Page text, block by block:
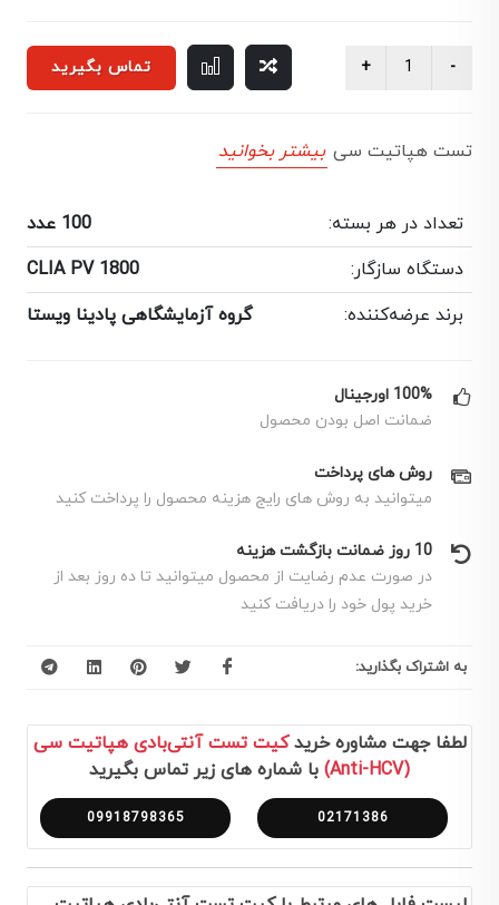
تماس بگیرید
تست هپاتیت سی بیشتر بخوانید
تعداد در هر بسته:
100 عدد
دستگاه سازگار:
CLIA PV 1800
برند عرضه‌کننده:
گروه آزمایشگاهی پادینا ویستا
100% اورجینال
ضمانت اصل بودن محصول
روش های پرداخت
میتوانید به روش های رایج هزینه محصول را پرداخت کنید
10 روز ضمانت بازگشت هزینه
در صورت عدم رضایت از محصول میتوانید تا ده روز بعد از
خرید پول خود را دریافت کنید
به اشتراک بگذارید:
لطفا جهت مشاوره خریدکیت تست آنتی‌بادی هپاتیت سی
(Anti-HCV)
با شماره های زیر تماس بگیرید
02171386
09918798365